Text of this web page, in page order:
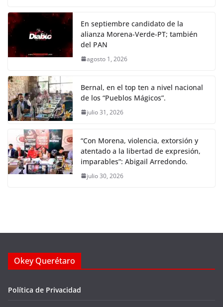
En septiembre candidato de la
alianza Morena-Verde-PT; también
del PAN
agosto 1, 2026
Bernal, en el top ten a nivel nacional
de los “Pueblos Mágicos”.
julio 31, 2026
“Con Morena, violencia, extorsión y
atentado a la libertad de expresión,
imparables”: Abigail Arredondo.
julio 30, 2026
Okey Querétaro
Política de Privacidad